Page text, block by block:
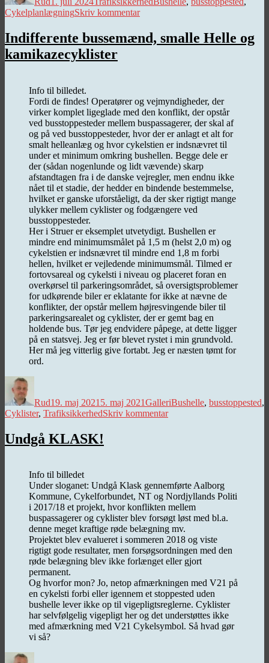
CykelplanlægningSkriv kommentartil
op!
Indifferente bussemænd, smalle Helle og
kamikazecyklister
Info til billedet.
Fordi de findes! Operatører og vejmyndigheder, der
virker komplet ligeglade med den konflikt, der opstår
ved busstoppesteder mellem buspassagerer, der skal af
og på ved busstoppesteder, hvor der er anlagt et alt for
smalt helleanlæg og hvor cykelstien er indsnævret til
under et minimum omkring bushellen. Begge dele er
der (sådan nogenlunde og lidt vævende) skarp
afstandtagen fra i de danske vejregler, men endnu ikke
nået til et stadie, der hedder en bindende bestemmelse,
hvilket er ganske uforståeligt, da der sker rigtigt mange
ulykker mellem cyklister og fodgængere ved
busstoppesteder.
Her i Struer er eksemplet utvetydigt. Bushellen er
mindre end minimumsmålet på 1,5 m (helst 2,0 m) og
cykelstien er indsnævret til mindre end 1,8 m forbi
hellen, hvilket er vejledende minimumsmål. Tilmed er
fortovsareal og cykelsti i niveau og placeret foran en
overkørsel til parkeringsområdet, så oversigtsproblemer
for udkørende biler er eklatante for ikke at nævne de
konflikter, der opstår mellem højresvingende biler til
parkeringsarealet og cyklister, der er gemt bag en
holdende bus. Tør jeg endvidere påpege, at dette ligger
på en statsvej. Jeg er før blevet rystet i min grundvold.
Her må jeg vitterlig give fortabt. Jeg er næsten tømt for
ord.
Rud19. maj 2021 5. maj 2021GalleriBushelle, busstoppested,
Cyklister, TrafiksikkerhedSkriv kommentartil
Undgå KLASK!
Info til billedet
Under sloganet: Undgå Klask gennemførte Aalborg
Kommune, Cykelforbundet, NT og Nordjyllands Politi
i 2017/18 et projekt, hvor konflikten mellem
buspassagerer og cyklister blev forsøgt løst med bl.a.
denne meget kraftige røde belægning mv.
Projektet blev evalueret i sommeren 2018 og viste
rigtigt gode resultater, men forsøgsordningen med den
røde belægning blev ikke forlænget eller gjort
permanent.
Og hvorfor mon? Jo, netop afmærkningen med V21 på
en cykelsti forbi eller igennem et stoppested uden
bushelle lever ikke op til vigepligtsreglerne. Cyklister
har selvfølgelig vigepligt her og det understøttes ikke
med afmærkning med V21 Cykelsymbol. Så hvad gør
vi så?